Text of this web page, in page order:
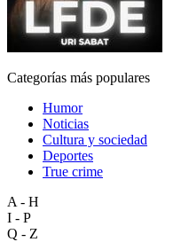
Categorías más populares
Humor
Noticias
Cultura y sociedad
Deportes
True crime
A - H
I - P
Q - Z